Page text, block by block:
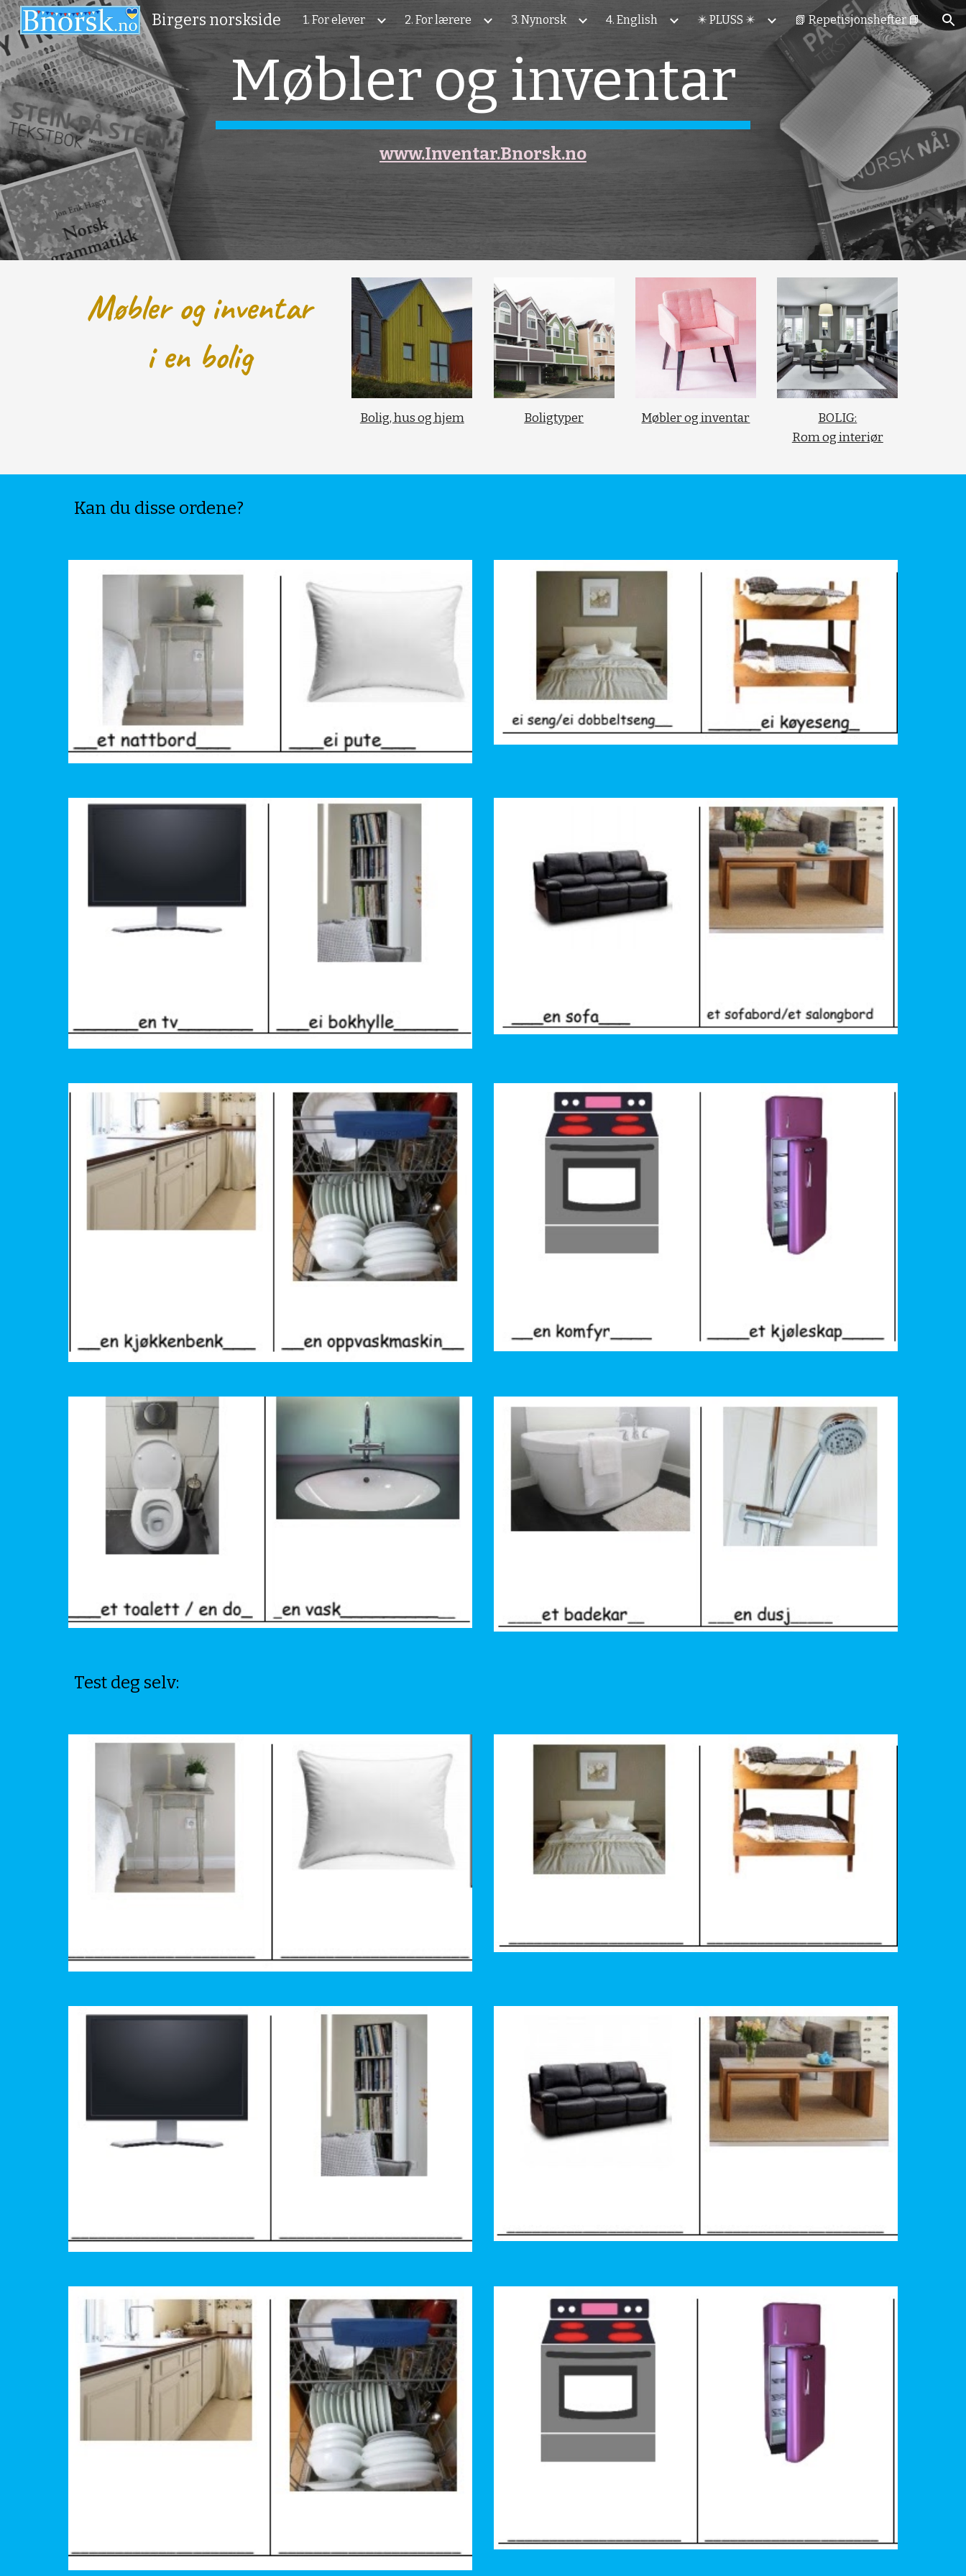
Skip to main content Skip to navigation
Birgers norskside 1. For elever 2. For lærere 3. Nynorsk 4. English ✴️ PLUSS ✴️ 📗 Repetisjonshefter 📘
Møbler og inventar
www.Inventar.Bnorsk.no
Møbler og inventar
i en bolig
Bolig, hus og hjem Boligtyper Møbler og inventar
BOLIG:
Rom og interiør
Kan du disse ordene?
Test deg selv: